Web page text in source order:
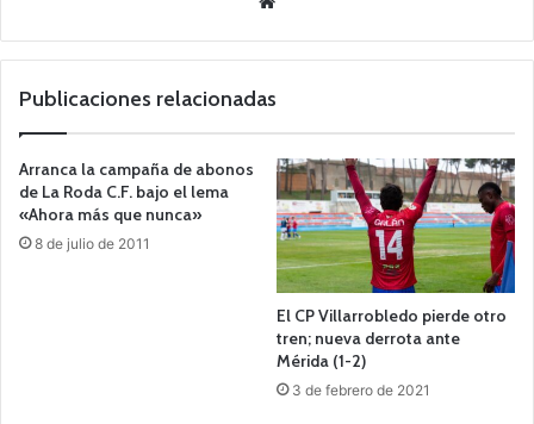
we
Publicaciones relacionadas
Arranca la campaña de abonos
de La Roda C.F. bajo el lema
«Ahora más que nunca»
8 de julio de 2011
El CP Villarrobledo pierde otro
tren; nueva derrota ante
Mérida (1-2)
3 de febrero de 2021